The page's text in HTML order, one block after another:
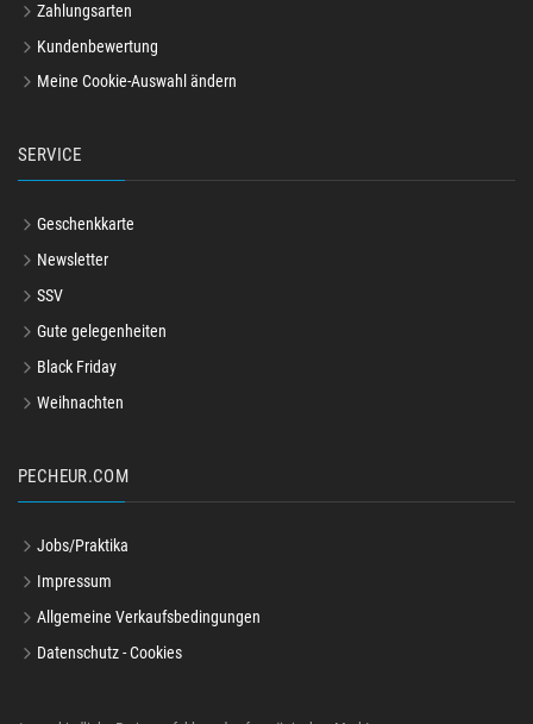
Zahlungsarten
Kundenbewertung
Meine Cookie-Auswahl ändern
SERVICE
Geschenkkarte
Newsletter
SSV
Gute gelegenheiten
Black Friday
Weihnachten
PECHEUR.COM
Jobs/Praktika
Impressum
Allgemeine Verkaufsbedingungen
Datenschutz - Cookies